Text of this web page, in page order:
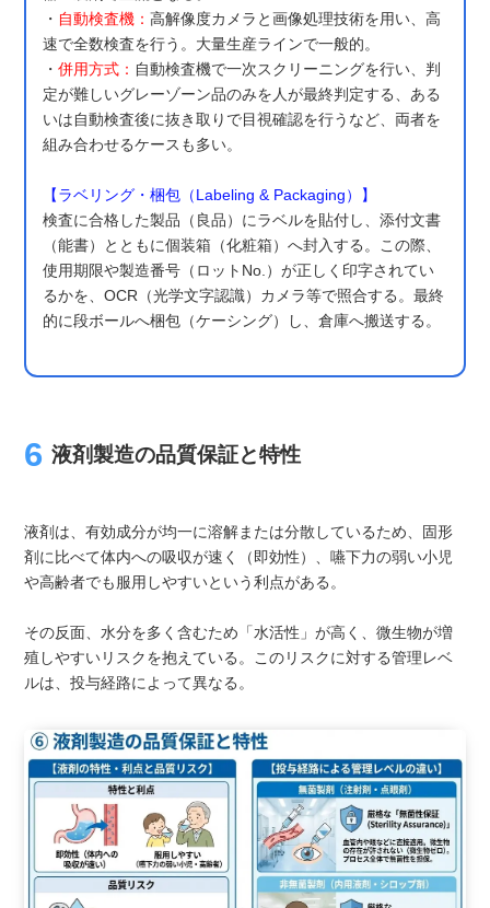
・ 自動検査機：高解像度カメラと画像処理技術を用い、高
速で全数検査を行う。大量生産ラインで一般的。
・併用方式： 自動検査機で一次スクリーニングを行い、判
定が難しいグレーゾーン品のみを人が最終判定する、ある
いは自動検査後に抜き取りで目視確認を行うなど、両者を
組み合わせるケースも多い。
【ラベリング・梱包（Labeling & Packaging）】
検査に合格した製品（良品）にラベルを貼付し、添付文書
（能書）とともに個装箱（化粧箱）へ封入する。この際、
使用期限や製造番号（ロットNo.）が正しく印字されてい
るかを、OCR（光学文字認識）カメラ等で照合する。最終
的に段ボールへ梱包（ケーシング）し、倉庫へ搬送する。
液剤製造の品質保証と特性
液剤は、有効成分が均一に溶解または分散しているため、固形
剤に比べて体内への吸収が速く（即効性）、嚥下力の弱い小児
や高齢者でも服用しやすいという利点がある。
その反面、水分を多く含むため「水活性」が高く、微生物が増
殖しやすいリスクを抱えている。このリスクに対する管理レベ
ルは、投与経路によって異なる。